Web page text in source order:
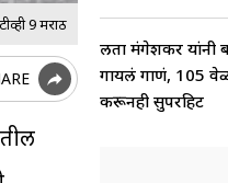
9 मराठी
लता मंगेशकर यांनी
गायलं गाणं, 105
करूनही सुपरहिट